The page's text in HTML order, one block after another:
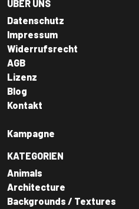
ÜBER UNS
Datenschutz
Impressum
Widerrufsrecht
AGB
Lizenz
Blog
Kontakt
Kampagne
KATEGORIEN
Animals
Architecture
Backgrounds / Textures